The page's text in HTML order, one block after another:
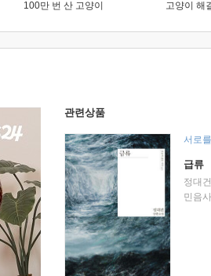
100만 번 산 고양이 고양이 해
관련상품
서로
급류
정대
민음사